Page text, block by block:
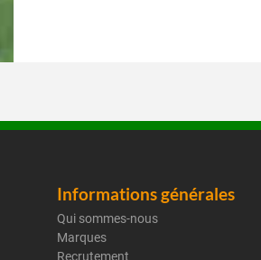
Informations générales
Qui sommes-nous
Marques
Recrutement